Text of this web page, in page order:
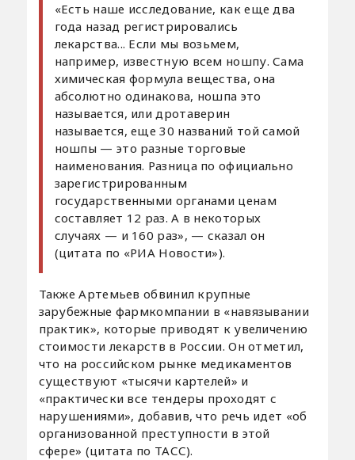
«Есть наше исследование, как еще два
года назад регистрировались
лекарства... Если мы возьмем,
например, известную всем ношпу. Сама
химическая формула вещества, она
абсолютно одинакова, ношпа это
называется, или дротаверин
называется, еще 30 названий той самой
ношпы — это разные торговые
наименования. Разница по официально
зарегистрированным
государственными органами ценам
составляет 12 раз. А в некоторых
случаях — и 160 раз», — сказал он
(цитата по «РИА Новости»).
Также Артемьев обвинил крупные
зарубежные фармкомпании в «навязывании
практик», которые приводят к увеличению
стоимости лекарств в России. Он отметил,
что на российском рынке медикаментов
существуют «тысячи картелей» и
«практически все тендеры проходят с
нарушениями», добавив, что речь идет «об
организованной преступности в этой
сфере» (цитата по ТАСС).